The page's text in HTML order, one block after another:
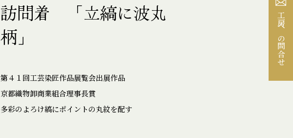
工房への問合せ
訪問着 「立縞に波丸
柄」
第４１回工芸染匠作品展覧会出展作品
京都織物卸商業組合理事長賞
多彩のよろけ縞にポイントの丸紋を配す